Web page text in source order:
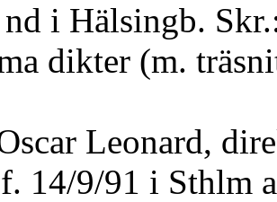
nd i Hälsingb.
dikter (m.
Leonard,
14/9/91 i Sthlm